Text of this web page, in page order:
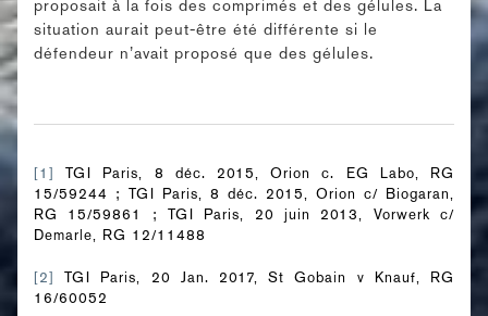
proposait à la fois des comprimés et des gélules. La
situation aurait peut-être été différente si le
défendeur n’avait proposé que des gélules.
[1]
TGI Paris, 8 déc. 2015, Orion c. EG Labo, RG
15/59244 ; TGI Paris, 8 déc. 2015, Orion c/ Biogaran,
RG 15/59861 ; TGI Paris, 20 juin 2013, Vorwerk c/
Demarle, RG 12/11488
[2]
TGI Paris, 20 Jan. 2017, St Gobain v Knauf, RG
16/60052